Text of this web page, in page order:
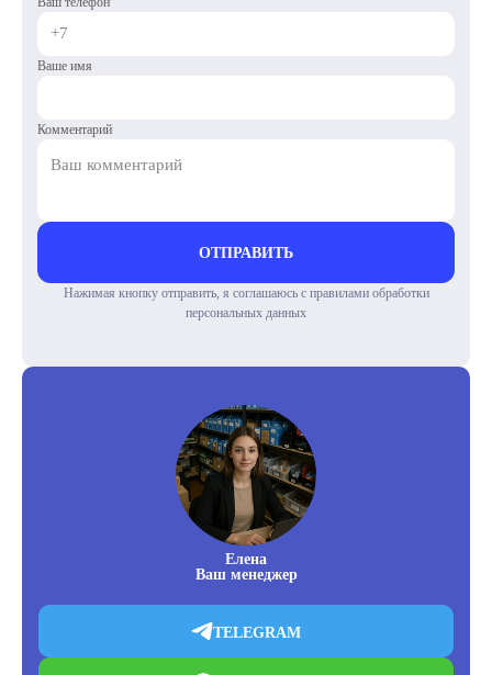
Ваше имя
Комментарий
ОТПРАВИТЬ
Нажимая кнопку отправить, я соглашаюсь с правилами обработки
персональных данных
Елена
Ваш менеджер
TELEGRAM